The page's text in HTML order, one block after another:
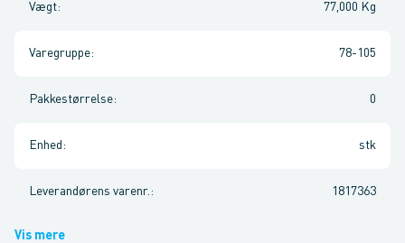
Vægt: 77,000 Kg
Varegruppe: 78-105
Pakkestørrelse: 0
Enhed : stk
Leverandørens varenr. : 1817363
Vis mere